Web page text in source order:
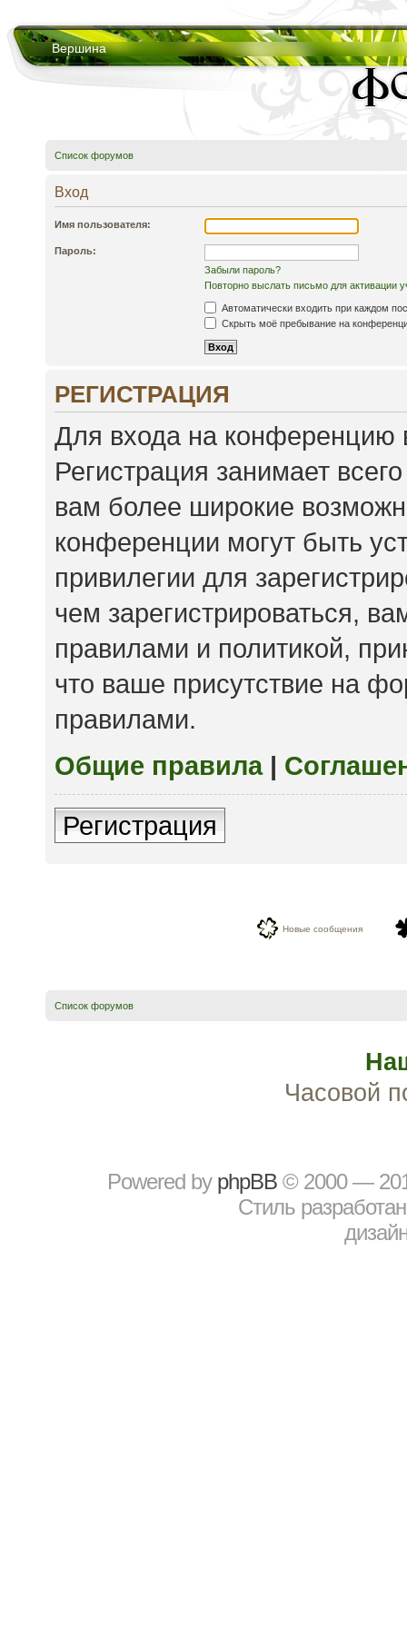
Вершина
Список форумов
Вход
Имя пользователя:
Пароль:
Забыли пароль?
Повторно выслать письмо для активации
Автоматически входить при каждом
Скрыть моё пребывание на
РЕГИСТРАЦИЯ
Для входа на конференцию
Регистрация занимает
вам более широкие
конференции могут быть
привилегии для
чем зарегистрироваться,
правилами и политикой,
что ваше присутствие на
правилами.
Общие правила|
Регистрация
Новые сообщения
Список форумов
Часовой
Powered by рhрBВ © 2000 —
Стиль